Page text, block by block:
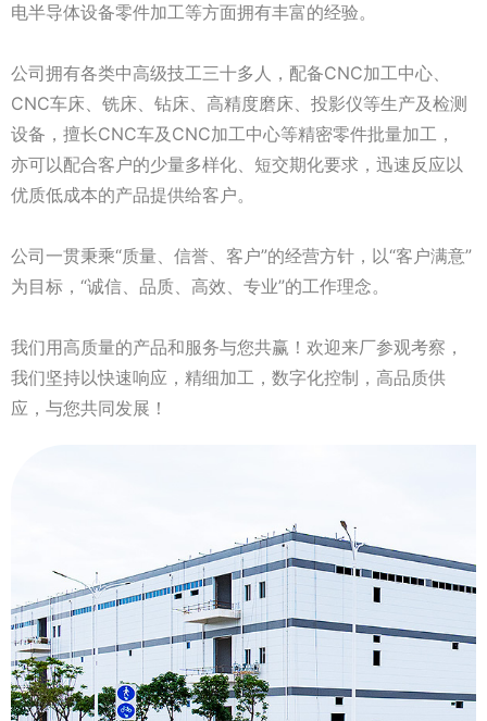
电半导体设备零件加工等方面拥有丰富的经验。
公司拥有各类中高级技工三十多人，配备CNC加工中心、
CNC车床、铣床、钻床、高精度磨床、投影仪等生产及检测
设备，擅长CNC车及CNC加工中心等精密零件批量加工，
亦可以配合客户的少量多样化、短交期化要求，迅速反应以
优质低成本的产品提供给客户。
公司一贯秉乘“质量、信誉、客户”的经营方针，以“客户满意”
为目标，“诚信、品质、高效、专业”的工作理念。
我们用高质量的产品和服务与您共赢！欢迎来厂参观考察，
我们坚持以快速响应，精细加工，数字化控制，高品质供
应，与您共同发展！